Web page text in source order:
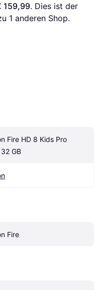
159,99. Dies ist der
1 anderen Shop.
Fire HD 8 Kids Pro
GB
Fire